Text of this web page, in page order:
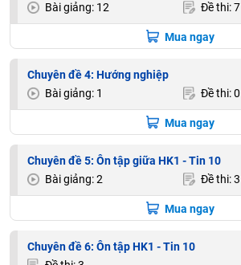
Bài giảng: 12
Đề thi: 7
Mua ngay
Chuyên đề 4: Hướng nghiệp
Bài giảng: 1
Đề thi: 0
Mua ngay
Chuyên đề 5: Ôn tập giữa HK1 - Tin 10
Bài giảng: 2
Đề thi: 3
Mua ngay
Chuyên đề 6: Ôn tập HK1 - Tin 10